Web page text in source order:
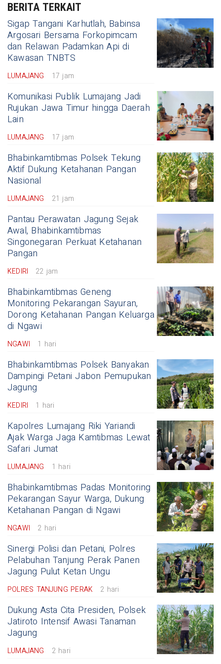
BERITA TERKAIT
Sigap Tangani Karhutlah, Babinsa
Argosari Bersama Forkopimcam
dan Relawan Padamkan Api di
Kawasan TNBTS
LUMAJANG 17 jam
Komunikasi Publik Lumajang Jadi
Rujukan Jawa Timur hingga Daerah
Lain
LUMAJANG 17 jam
Bhabinkamtibmas Polsek Tekung
Aktif Dukung Ketahanan Pangan
Nasional
LUMAJANG 21 jam
Pantau Perawatan Jagung Sejak
Awal, Bhabinkamtibmas
Singonegaran Perkuat Ketahanan
Pangan
KEDIRI 22 jam
Bhabinkamtibmas Geneng
Monitoring Pekarangan Sayuran,
Dorong Ketahanan Pangan Keluarga
di Ngawi
NGAWI 1 hari
Bhabinkamtibmas Polsek Banyakan
Dampingi Petani Jabon Pemupukan
Jagung
KEDIRI 1 hari
Kapolres Lumajang Riki Yariandi
Ajak Warga Jaga Kamtibmas Lewat
Safari Jumat
LUMAJANG 1 hari
Bhabinkamtibmas Padas Monitoring
Pekarangan Sayur Warga, Dukung
Ketahanan Pangan di Ngawi
NGAWI 2 hari
Sinergi Polisi dan Petani, Polres
Pelabuhan Tanjung Perak Panen
Jagung Pulut Ketan Ungu
POLRES TANJUNG PERAK 2 hari
Dukung Asta Cita Presiden, Polsek
Jatiroto Intensif Awasi Tanaman
Jagung
LUMAJANG 2 hari